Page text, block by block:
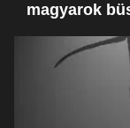
magyarok